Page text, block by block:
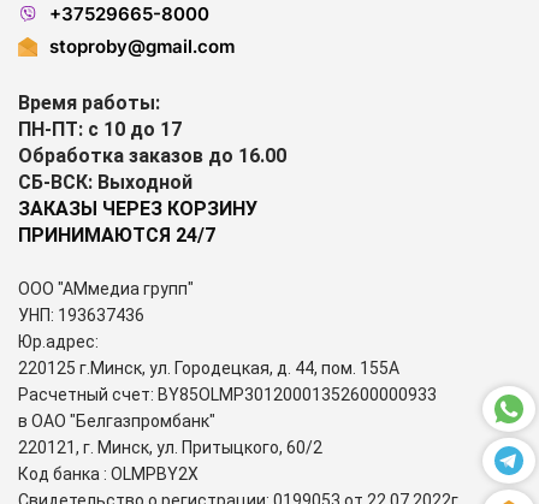
+37529665-8000
stoproby@gmail.com
Время работы:
ПН-ПТ: с 10 до 17
Обработка заказов до 16.00
СБ-ВСК: Выходной
ЗАКАЗЫ ЧЕРЕЗ КОРЗИНУ
ПРИНИМАЮТСЯ 24/7
ООО "АМмедиа групп"
УНП: 193637436
Юр.адрес:
220125 г.Минск, ул. Городецкая, д. 44, пом. 155А
Расчетный счет: BY85OLMP30120001352600000933
в ОАО "Белгазпромбанк"
220121, г. Минск, ул. Притыцкого, 60/2
Код банка : OLMPBY2X